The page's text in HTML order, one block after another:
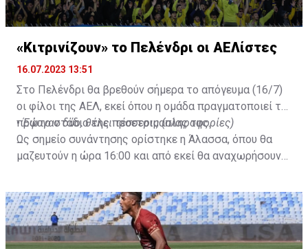
«Κιτρινίζουν» το Πελένδρι οι ΑΕΛίστες
16.07.2023 13:51
Στο Πελένδρι θα βρεθούν σήμερα το απόγευμα (16/7)
οι φίλοι της ΑΕΛ, εκεί όπου η ομάδα πραγματοποιεί το
πρώτο στάδιο της προετοιμασίας της.
•Έφυγαν δύο, θέλει τέσσερις (πληροφορίες)
Ως σημείο συνάντησης ορίστηκε η Άλασσα, όπου θα
μαζευτούν η ώρα 16:00 και από εκεί θα αναχωρήσουν
της ομάδας.